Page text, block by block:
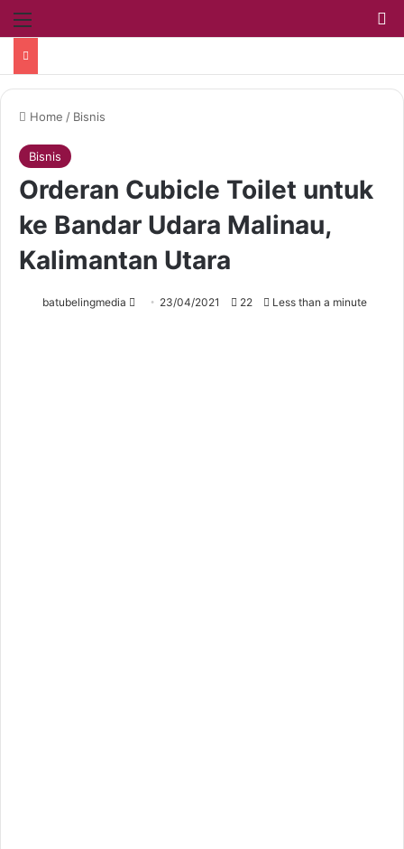
Home / Bisnis
Bisnis
Orderan Cubicle Toilet untuk
ke Bandar Udara Malinau,
Kalimantan Utara
batubelingmedia 23/04/2021 22 Less than a minute